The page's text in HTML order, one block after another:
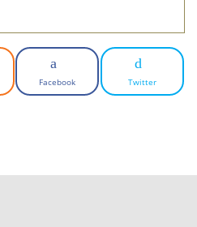
Facebook Twitter